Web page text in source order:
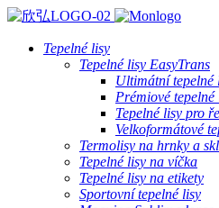
Tepelné lisy
Tepelné lisy EasyTrans
Ultimátní tepelné
Prémiové tepelné
Tepelné lisy pro
Velkoformátové
Termolisy na hrnky a
Tepelné lisy na víčka
Tepelné lisy na etikety
Sportovní tepelné lisy